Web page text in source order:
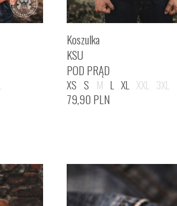
Koszulka
KSU
POD PRĄD
XS S M L XL XXL 3XL
79,90 PLN